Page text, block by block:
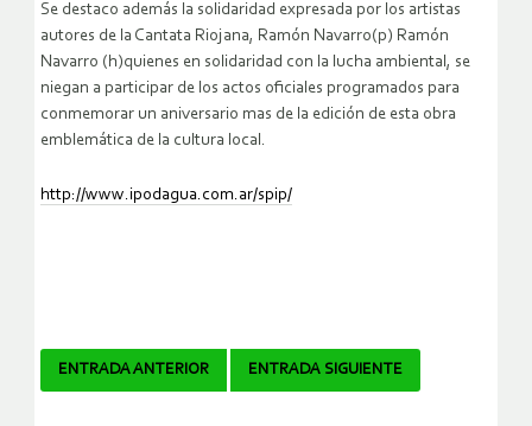
Se destaco además la solidaridad expresada por los artistas
autores de la Cantata Riojana, Ramón Navarro(p) Ramón
Navarro (h)quienes en solidaridad con la lucha ambiental, se
niegan a participar de los actos oficiales programados para
conmemorar un aniversario mas de la edición de esta obra
emblemática de la cultura local.
http://www.ipodagua.com.ar/spip/
Navegador
ENTRADA ANTERIOR ENTRADA SIGUIENTE